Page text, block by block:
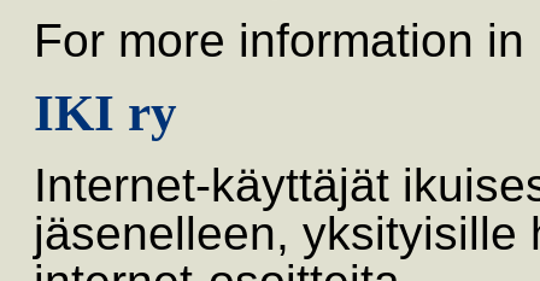
For more information
IKI ry
Internet-käyttäjät
jäsenelleen, yksityisille